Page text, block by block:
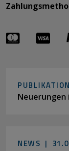
Neuerungen
NEWS |